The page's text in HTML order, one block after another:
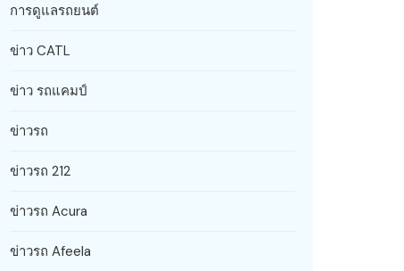
การดูแลรถยนต์
ข่าว CATL
ข่าว รถแคมป์
ข่าวรถ
ข่าวรถ 212
ข่าวรถ Acura
ข่าวรถ Afeela